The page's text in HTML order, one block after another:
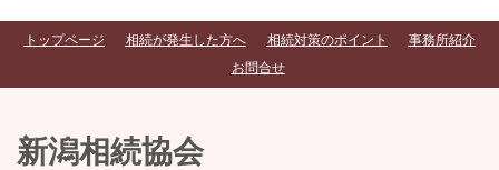
トップページ 相続が発生した方へ 相続対策のポイント
事務所紹介
お問合せ
新潟相続協会